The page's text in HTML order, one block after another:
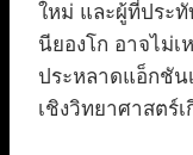
ใหม่ และผู้ที่ประ
นียองโก อาจไม่
ประหลาดแอ็กชัน
เชิงวิทยาศาสตร์